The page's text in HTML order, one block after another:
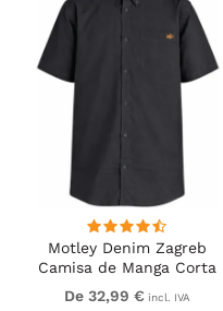
Motley Denim Zagreb
Camisa de Manga Corta
Antracita
De 32,99 € incl. IVA